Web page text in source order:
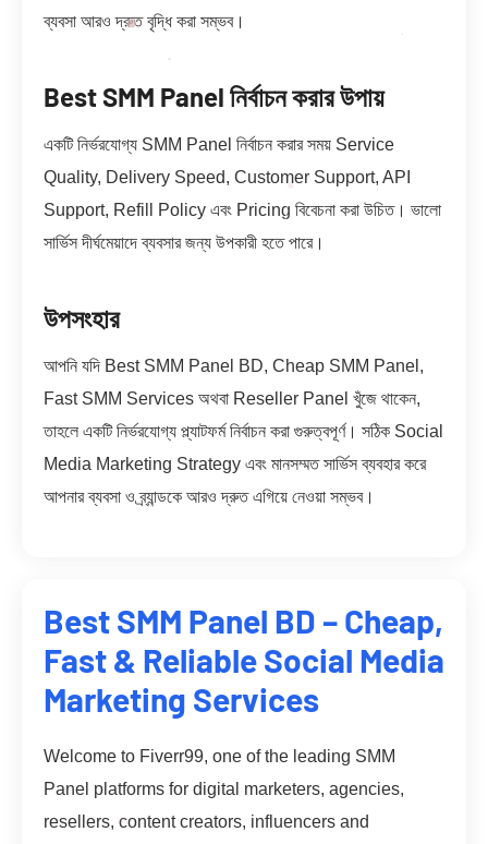
ব্যবসা আরও দ্রুত বৃদ্ধি করা সম্ভব।
Best SMM Panel নির্বাচন করার উপায়
একটি নির্ভরযোগ্য SMM Panel নির্বাচন করার সময় Service
Quality, Delivery Speed, Customer Support, API
Support, Refill Policy এবং Pricing বিবেচনা করা উচিত। ভালো
সার্ভিস দীর্ঘমেয়াদে ব্যবসার জন্য উপকারী হতে পারে।
উপসংহার
আপনি যদি Best SMM Panel BD, Cheap SMM Panel,
Fast SMM Services অথবা Reseller Panel খুঁজে থাকেন,
তাহলে একটি নির্ভরযোগ্য প্ল্যাটফর্ম নির্বাচন করা গুরুত্বপূর্ণ। সঠিক Social
Media Marketing Strategy এবং মানসম্মত সার্ভিস ব্যবহার করে
আপনার ব্যবসা ও ব্র্যান্ডকে আরও দ্রুত এগিয়ে নেওয়া সম্ভব।
Best SMM Panel BD – Cheap,
Fast & Reliable Social Media
Marketing Services
Welcome to Fiverr99, one of the leading SMM
Panel platforms for digital marketers, agencies,
resellers, content creators, influencers and